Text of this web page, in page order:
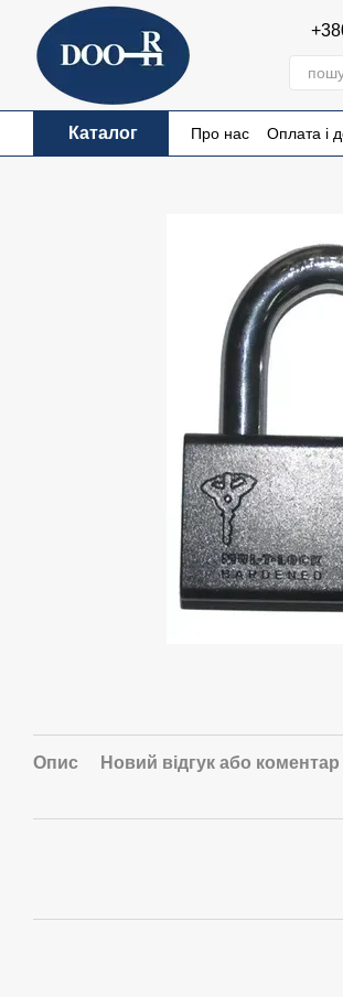
Перейти до основного контенту
Каталог Про нас Оплата і
Публічна оферта
Опис Новий відгук або коментар